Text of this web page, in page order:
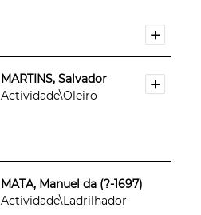
MARTINS, Salvador
Actividade\Oleiro
MATA, Manuel da (?-1697)
Actividade\Ladrilhador